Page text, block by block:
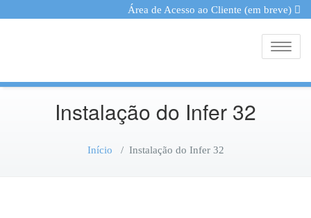
Área de Acesso ao Cliente (em breve)
Instalação do Infer 32
Início / Instalação do Infer 32